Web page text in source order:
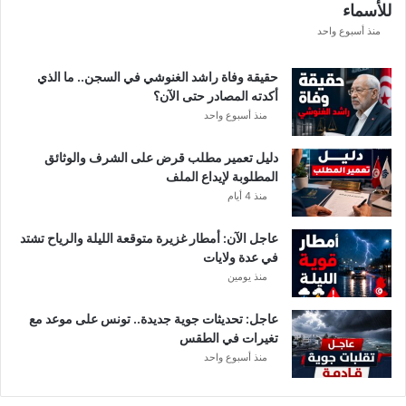
ر
د
و
ر
ي
أ
ب
ط
ا
ل
إ
ف
ر
ي
ي
ا
للأسماء
منذ أسبوع واحد
حقيقة وفاة راشد الغنوشي في السجن.. ما الذي
أكدته المصادر حتى الآن؟
منذ أسبوع واحد
دليل تعمير مطلب قرض على الشرف والوثائق
المطلوبة لإيداع الملف
منذ 4 أيام
عاجل الآن: أمطار غزيرة متوقعة الليلة والرياح تشتد
في عدة ولايات
منذ يومين
عاجل: تحديثات جوية جديدة.. تونس على موعد مع
تغيرات في الطقس
منذ أسبوع واحد